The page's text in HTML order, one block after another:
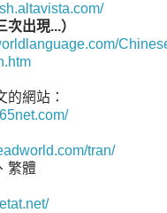
次出現...）
的網站：
tran/
繁體